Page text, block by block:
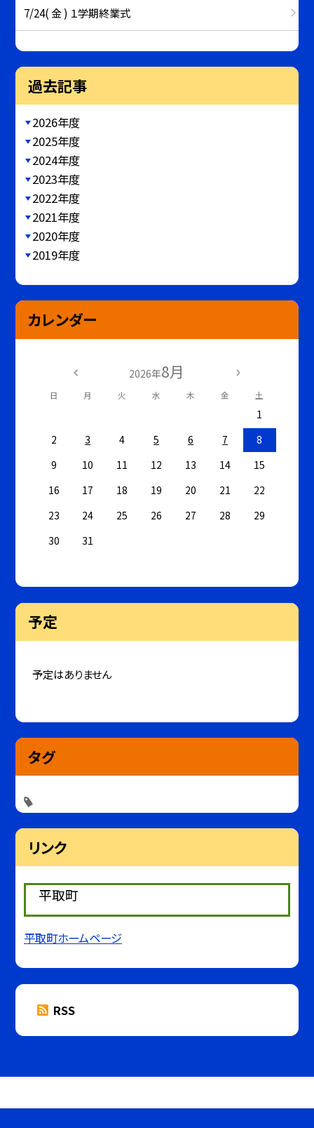
7/24( 金 ) １学期終業式
過去記事
2026年度
2025年度
2024年度
2023年度
2022年度
2021年度
2020年度
2019年度
カレンダー
2026年8月
日 月 火 水 木 金 土
1
2
3 4 5 6 7
8
9
10 11 12 13 14
15
16
17 18 19 20 21
22
23
24 25 26 27 28
29
30
31
予定
予定はありません
タグ
リンク
平取町
平取町ホームページ
RSS